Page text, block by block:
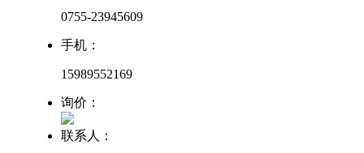
0755-23945609
手机：
15989552169
询价：
联系人：